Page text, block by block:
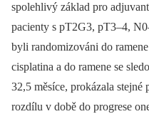
spolehlivý základ pro
pacienty s pT2G3, pT3–4,
byli randomizováni do
cisplatina a do ramene se
32,5 měsíce, proká­zala stejné
rozdílu v době do progrese